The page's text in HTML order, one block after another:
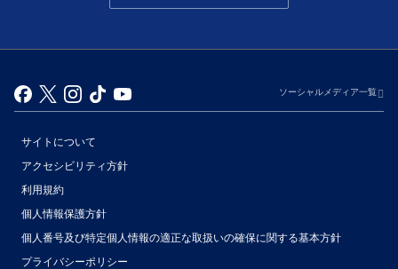
ソーシャルメディア一覧
サイトについて
アクセシビリティ方針
利用規約
個人情報保護方針
個人番号及び特定個人情報の適正な取扱いの確保に関する基本方針
プライバシーポリシー